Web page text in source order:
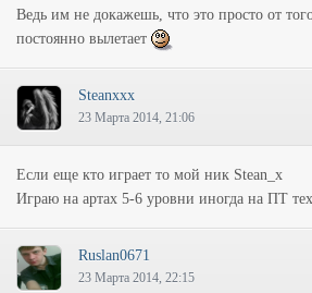
Ведь им не докажешь, что это просто от
постоянно вылетает
Steanxxx
23 Марта 2014, 21:06
Если еще кто играет то мой ник Stean_x
Играю на артах 5-6 уровни иногда на ПТ
Ruslan0671
23 Марта 2014, 22:15